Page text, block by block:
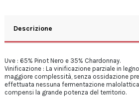
Descrizione
Uve : 65% Pinot Nero e 35% Chardonnay.
Vinificazione : La vinificazione parziale in
maggiore complessità, senza ossidazione
effettuata nessuna fermentazione malolattica
compensi la grande potenza del territorio.